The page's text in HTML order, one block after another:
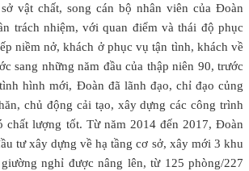
vật chất, song cán bộ nhân viên của Đoàn
trách nhiệm, với quan điểm và thái độ phục
niềm nở, khách ở phục vụ tận tình, khách về
sang những năm đầu của thập niên 90, trước
hình mới, Đoàn đã lãnh đạo, chỉ đạo củng
chủ động cải tạo, xây dựng các công trình
chất lượng tốt. Từ năm 2014 đến 2017, Đoàn
tư xây dựng về hạ tầng cơ sở, xây mới 3 khu
nghỉ được nâng lên, từ 125 phòng/227